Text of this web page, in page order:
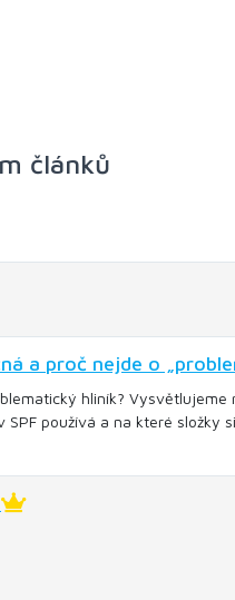
článků
a proč nejde o
hliník? Vysvětlujeme
používá a na které složky